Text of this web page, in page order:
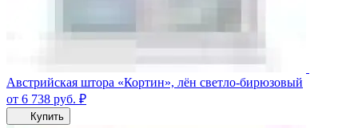
Австрийская штора «Кортин», лён светло-бирюзовый
от 6 738 руб. ₽
Купить